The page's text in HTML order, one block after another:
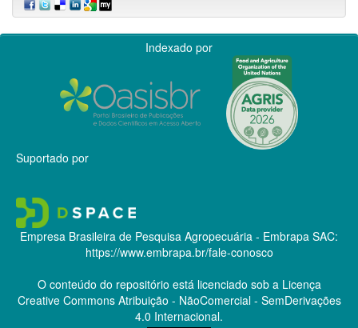
Indexado por
Suportado por
Empresa Brasileira de Pesquisa Agropecuária - Embrapa SAC:
https://www.embrapa.br/fale-conosco
O conteúdo do repositório está licenciado sob a Licença
Creative CommonsAtribuição - NãoComercial - SemDerivações
4.0 Internacional.